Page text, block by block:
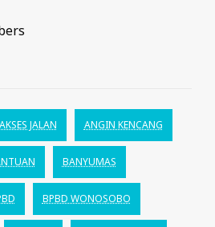
AKSES JALAN ANGIN KENCANG
BANYUMAS
BPBD WONOSOBO